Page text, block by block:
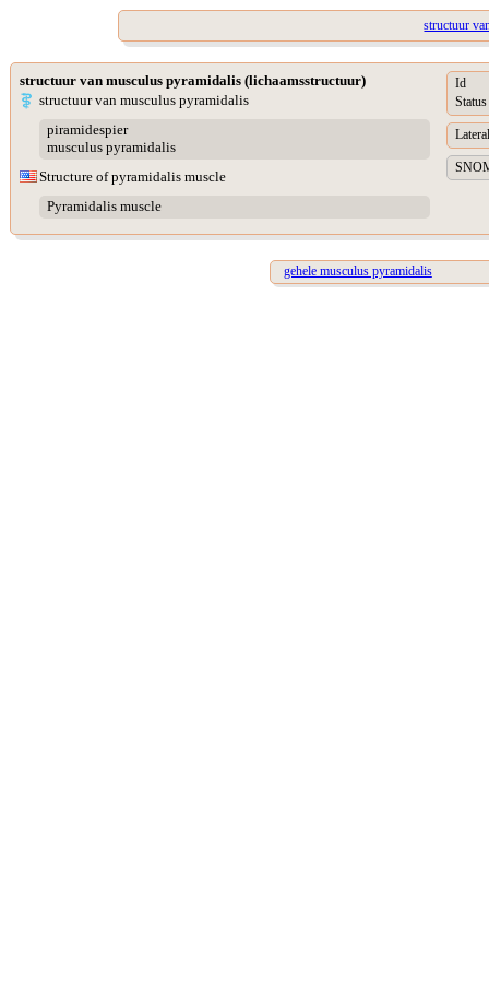
structuur
structuur van musculus pyramidalis (lichaamsstructuur)
structuur van musculus pyramidalis
piramidespier
musculus pyramidalis
Structure of pyramidalis muscle
Pyramidalis muscle
Id
Status
gehele musculus pyramidalis